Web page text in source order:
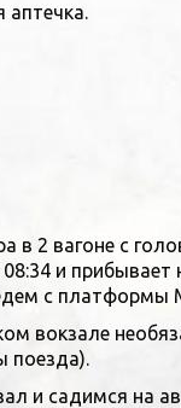
аптечка.
в 2 вагоне с
08:34 и
с платформы
вокзале
поезда).
и садимся на